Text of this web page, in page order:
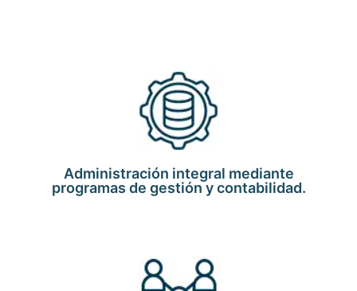
Administración integral mediante
programas de gestión y contabilidad.